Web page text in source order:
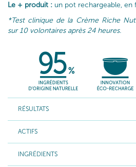
Le + produit : un pot rechargeable, en
*Test clinique de la Crème Riche
sur 10 volontaires après 24 heures.
RÉSULTATS
ACTIFS
INGRÉDIENTS